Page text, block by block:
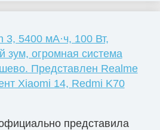
3, 5400 мА·ч, 100 Вт,
зум, огромная система
Представлен Realme
Xiaomi 14, Redmi K70
представила